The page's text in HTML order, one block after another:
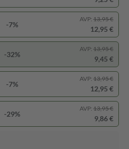
-7%
AVP: 13,95 €
12,95 €
-32%
AVP: 13,95 €
9,45 €
-7%
AVP: 13,95 €
12,95 €
-29%
AVP: 13,95 €
9,86 €